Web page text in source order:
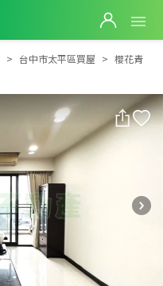
櫻花青上森高樓層視野戶
台中市太平區買屋
櫻花青